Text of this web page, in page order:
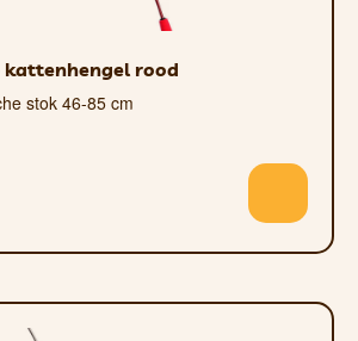
kattenhengel rood
stok 46-85 cm